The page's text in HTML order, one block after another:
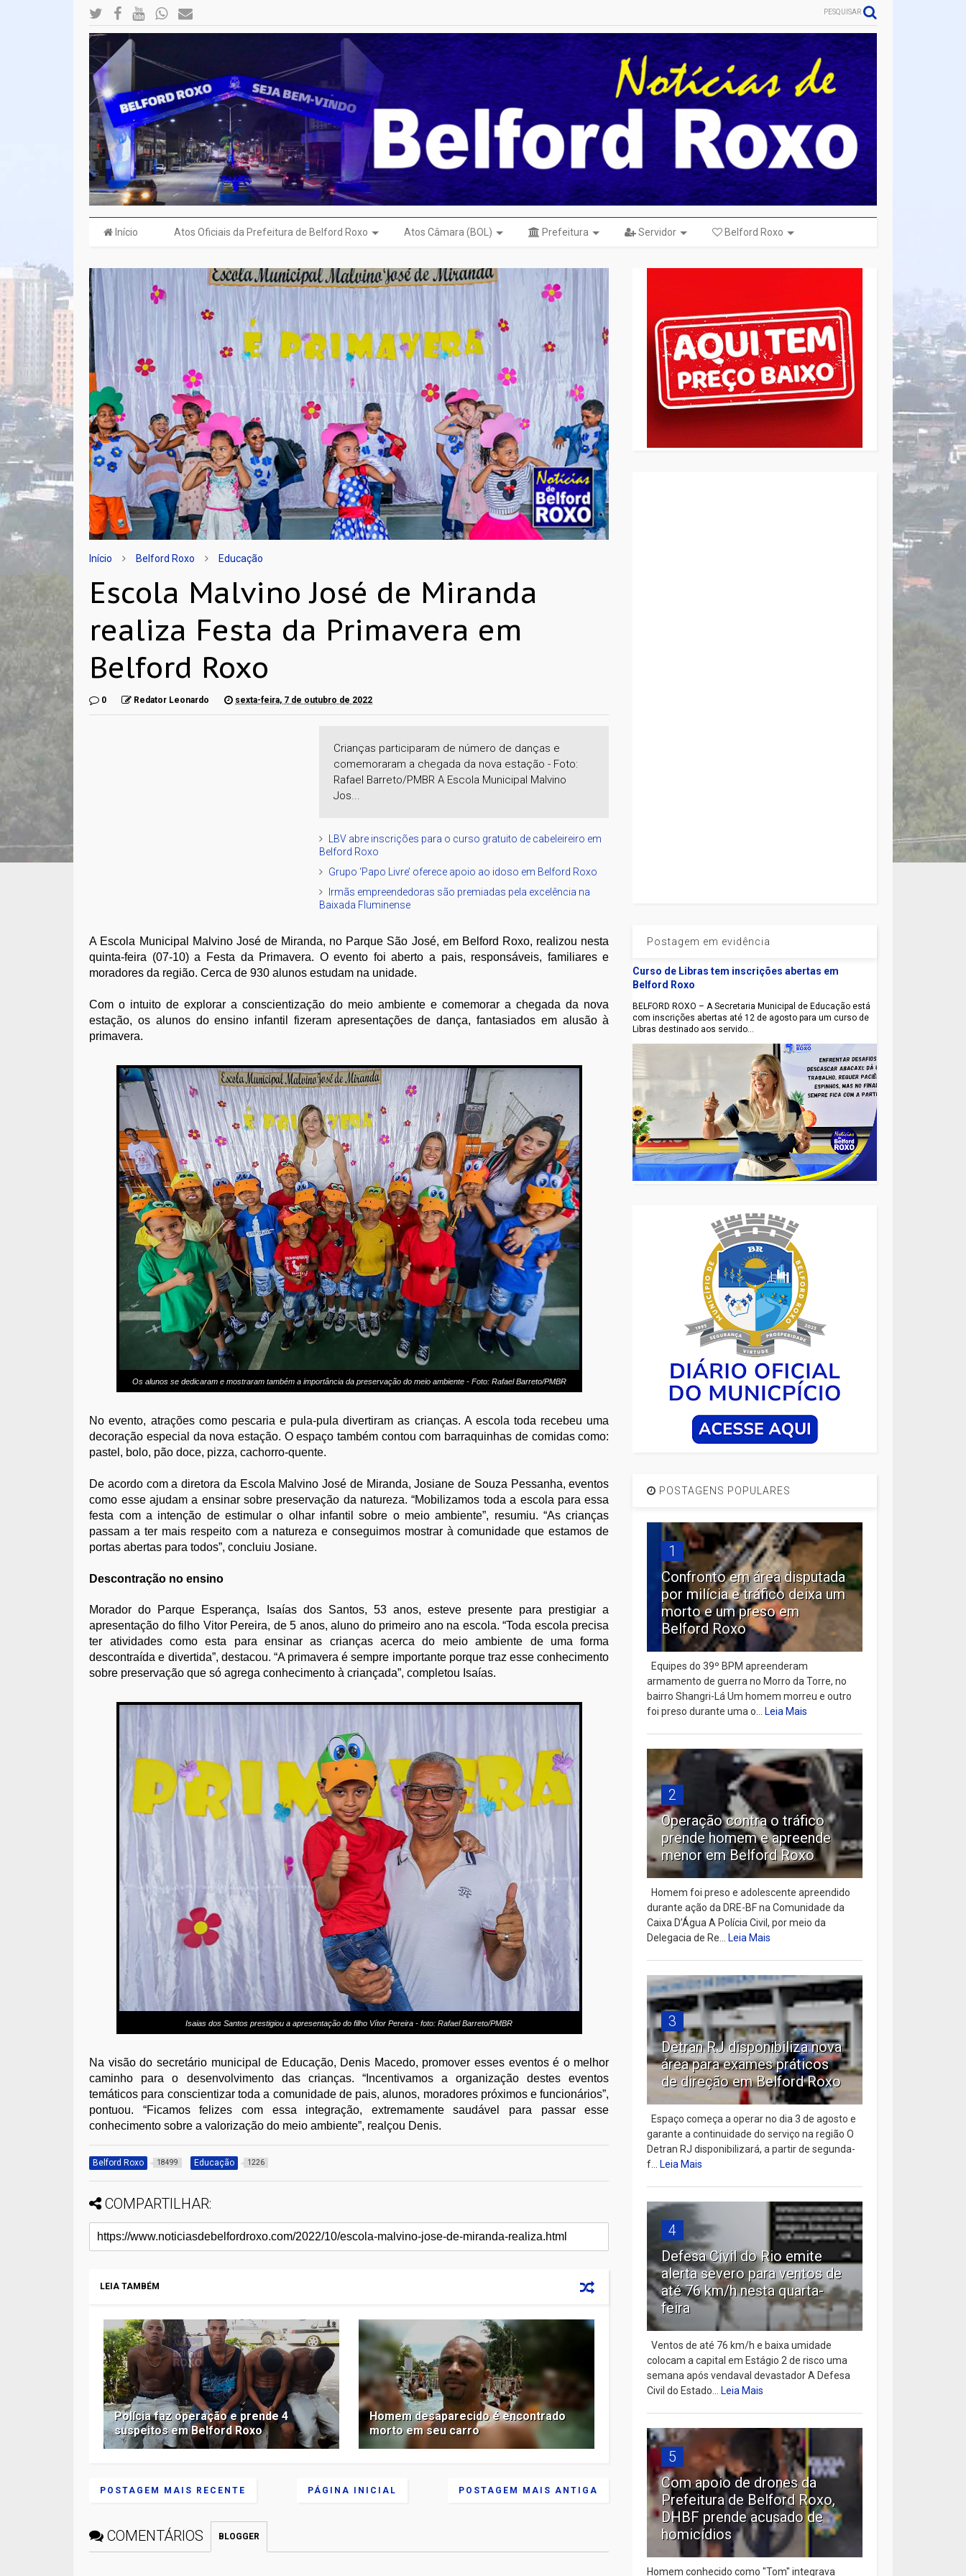
PESQUISAR
Início Atos Oficiais da Prefeitura de Belford Roxo Atos Câmara (BOL) Prefeitura Servidor Belford Roxo
Início Belford Roxo Educação
Escola Malvino José de Miranda
realiza Festa da Primavera em
Belford Roxo
0 Redator Leonardo sexta-feira, 7 de outubro de 2022
Crianças participaram de número de danças e
comemoraram a chegada da nova estação - Foto:
Rafael Barreto/PMBR A Escola Municipal Malvino
Jos...
LBV abre inscrições para o curso gratuito de cabeleireiro em
Belford Roxo
Grupo ‘Papo Livre’ oferece apoio ao idoso em Belford Roxo
Irmãs empreendedoras são premiadas pela excelência na
Baixada Fluminense
A Escola Municipal Malvino José de Miranda, no Parque São José, em Belford Roxo, realizou nesta
quinta-feira (07-10) a Festa da Primavera. O evento foi aberto a pais, responsáveis, familiares e
moradores da região. Cerca de 930 alunos estudam na unidade.
Com o intuito de explorar a conscientização do meio ambiente e comemorar a chegada da nova
estação, os alunos do ensino infantil fizeram apresentações de dança, fantasiados em alusão à
primavera.
Os alunos se dedicaram e mostraram também a importância da preservação do meio ambiente - Foto: Rafael Barreto/PMBR
No evento, atrações como pescaria e pula-pula divertiram as crianças. A escola toda recebeu uma
decoração especial da nova estação. O espaço também contou com barraquinhas de comidas como:
pastel, bolo, pão doce, pizza, cachorro-quente.
De acordo com a diretora da Escola Malvino José de Miranda, Josiane de Souza Pessanha, eventos
como esse ajudam a ensinar sobre preservação da natureza. “Mobilizamos toda a escola para essa
festa com a intenção de estimular o olhar infantil sobre o meio ambiente”, resumiu. “As crianças
passam a ter mais respeito com a natureza e conseguimos mostrar à comunidade que estamos de
portas abertas para todos”, concluiu Josiane.
Descontração no ensino
Morador do Parque Esperança, Isaías dos Santos, 53 anos, esteve presente para prestigiar a
apresentação do filho Vitor Pereira, de 5 anos, aluno do primeiro ano na escola. “Toda escola precisa
ter atividades como esta para ensinar as crianças acerca do meio ambiente de uma forma
descontraída e divertida”, destacou. “A primavera é sempre importante porque traz esse conhecimento
sobre preservação que só agrega conhecimento à criançada”, completou Isaías.
Isaias dos Santos prestigiou a apresentação do filho Vítor Pereira - foto: Rafael Barreto/PMBR
Na visão do secretário municipal de Educação, Denis Macedo, promover esses eventos é o melhor
caminho para o desenvolvimento das crianças. “Incentivamos a organização destes eventos
temáticos para conscientizar toda a comunidade de pais, alunos, moradores próximos e funcionários”,
pontuou. “Ficamos felizes com essa integração, extremamente saudável para passar esse
conhecimento sobre a valorização do meio ambiente”, realçou Denis.
Belford Roxo 18499 Educação 1226
COMPARTILHAR:
LEIA TAMBÉM
Polícia faz operação e prende 4
suspeitos em Belford Roxo
Homem desaparecido é encontrado
morto em seu carro
POSTAGEM MAIS RECENTE POSTAGEM MAIS ANTIGA
PÁGINA INICIAL
COMENTÁRIOS BLOGGER
Postagem em evidência
Curso de Libras tem inscrições abertas em
Belford Roxo
BELFORD ROXO – A Secretaria Municipal de Educação está
com inscrições abertas até 12 de agosto para um curso de
Libras destinado aos servido...
POSTAGENS POPULARES
1
Confronto em área disputada
por milícia e tráfico deixa um
morto e um preso em
Belford Roxo
Equipes do 39º BPM apreenderam
armamento de guerra no Morro da Torre, no
bairro Shangri-Lá Um homem morreu e outro
foi preso durante uma o...Leia Mais
2
Operação contra o tráfico
prende homem e apreende
menor em Belford Roxo
Homem foi preso e adolescente apreendido
durante ação da DRE-BF na Comunidade da
Caixa D’Água A Polícia Civil, por meio da
Delegacia de Re...Leia Mais
3
Detran RJ disponibiliza nova
área para exames práticos
de direção em Belford Roxo
Espaço começa a operar no dia 3 de agosto e
garante a continuidade do serviço na região O
Detran RJ disponibilizará, a partir de segunda-
f...Leia Mais
4
Defesa Civil do Rio emite
alerta severo para ventos de
até 76 km/h nesta quarta-
feira
Ventos de até 76 km/h e baixa umidade
colocam a capital em Estágio 2 de risco uma
semana após vendaval devastador A Defesa
Civil do Estado...Leia Mais
5
Com apoio de drones da
Prefeitura de Belford Roxo,
DHBF prende acusado de
homicídios
Homem conhecido como "Tom" integrava